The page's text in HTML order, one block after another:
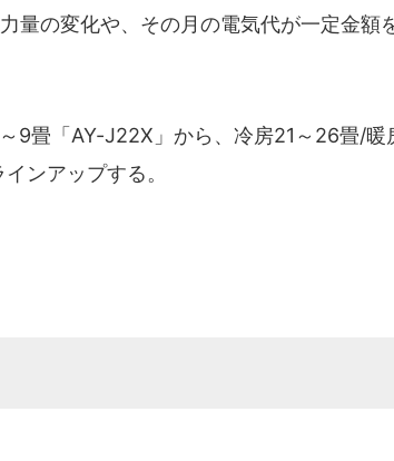
量の変化や、その月の電気代が一定金額
9畳「AY-J22X」から、冷房21～26畳/暖
ンアップする。